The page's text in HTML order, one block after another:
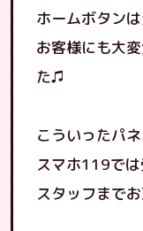
ホームボタン
お客様にも大
た♫
こういったパ
スマホ119で
スタッフまで